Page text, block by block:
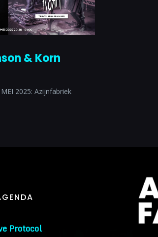
& Korn
2025: Azijnfabriek
Protocol